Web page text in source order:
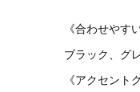
《合わせやす
ブラック、グ
《アクセント